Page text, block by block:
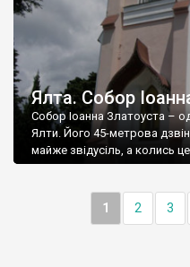
Ялта. Собор
Собор Іоанна Златоуста –
Ялти. Його 45-метрова
майже звідусіль, а колись
1 2 3